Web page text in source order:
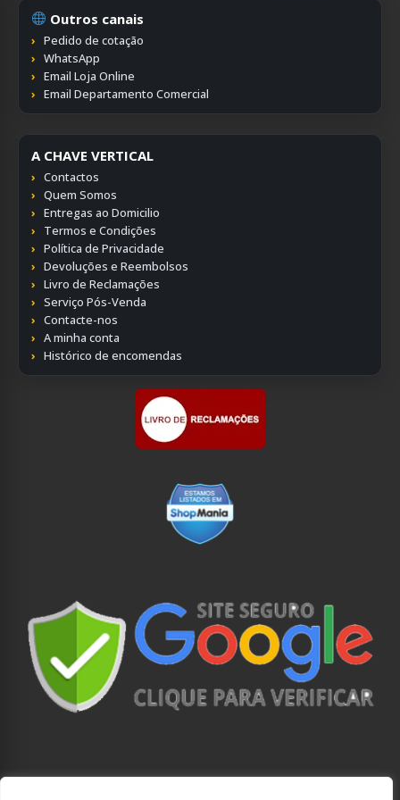
Outros canais
Pedido de cotação
WhatsApp
Email Loja Online
Email Departamento Comercial
A CHAVE VERTICAL
Contactos
Quem Somos
Entregas ao Domicilio
Termos e Condições
Política de Privacidade
Devoluções e Reembolsos
Livro de Reclamações
Serviço Pós-Venda
Contacte-nos
A minha conta
Histórico de encomendas